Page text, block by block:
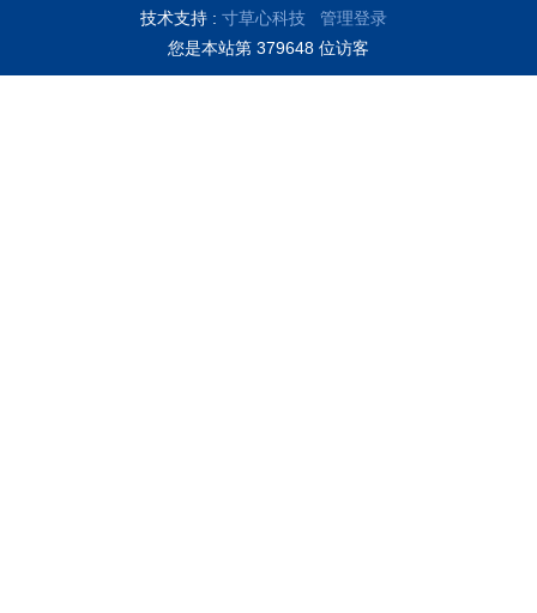
技术支持 : 寸草心科技
管理登录
您是本站第 379648 位访客